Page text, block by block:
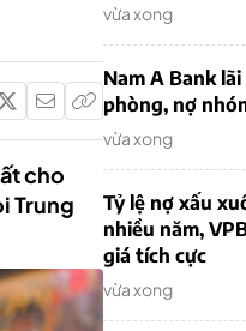
cho
Trung
vừa xong
Nam A Bank
phòng, nợ
vừa xong
Tỷ lệ nợ xấu
nhiều năm,
giá tích cực
vừa xong